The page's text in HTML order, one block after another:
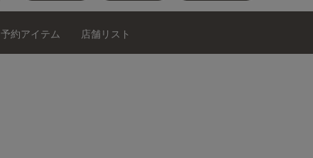
予約アイテム 店舗リスト